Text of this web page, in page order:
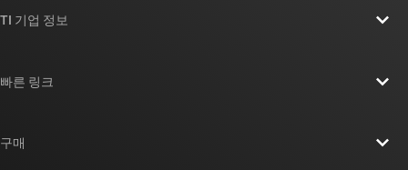
TI 기업 정보
빠른 링크
구매